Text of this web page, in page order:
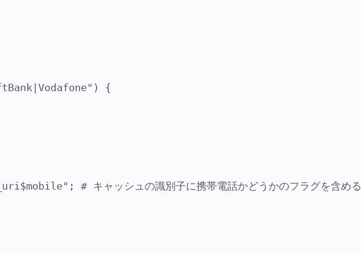
{
# キャッシュの識別子に携帯電話かどうかのフラグを含める